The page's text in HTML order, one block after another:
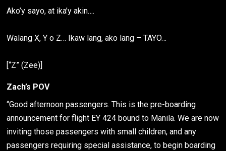
Ako’y sayo, at ika’y akin….
Walang X, Y o Z… Ikaw lang, ako lang – TAYO…
[“Z” (Zee)]
Zach’s POV
“Good afternoon passengers. This is the pre-boarding
announcement for flight EY 424 bound to Manila. We are now
inviting those passengers with small children, and any
passengers requiring special assistance, to begin boarding